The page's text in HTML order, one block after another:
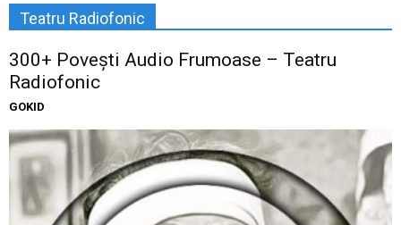
Teatru Radiofonic
300+ Povești Audio Frumoase – Teatru
Radiofonic
GOKID